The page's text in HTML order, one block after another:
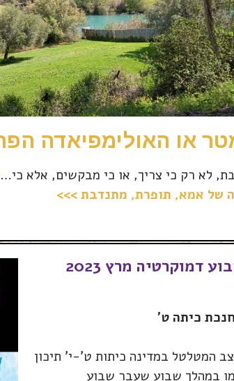
לא רק כי צריך, או כי מבקשים, אלא כי…
של אמא, תופרת, מתנדבת >>>
דמוקרטיה מרץ 2023
כיתה ט׳
המטלטל במדינה כיתות ט'-י' תיכון
במהלך שבוע שעבר שבוע